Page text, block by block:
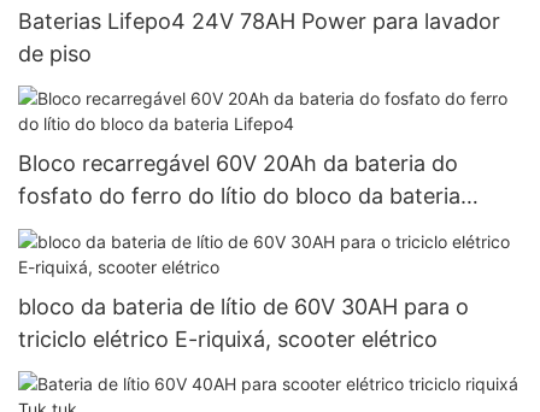
Baterias Lifepo4 24V 78AH Power para lavador
de piso
Bloco recarregável 60V 20Ah da bateria do
fosfato do ferro do lítio do bloco da bateria
Lifepo4
bloco da bateria de lítio de 60V 30AH para o
triciclo elétrico E-riquixá, scooter elétrico